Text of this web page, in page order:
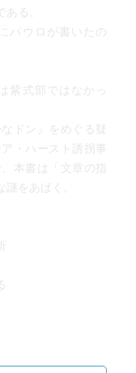
る。
パウロが書いたの
紫式部ではなかっ
ドン』をめぐる疑
・ハースト誘拐事
本書は「文章の指
をあばく。